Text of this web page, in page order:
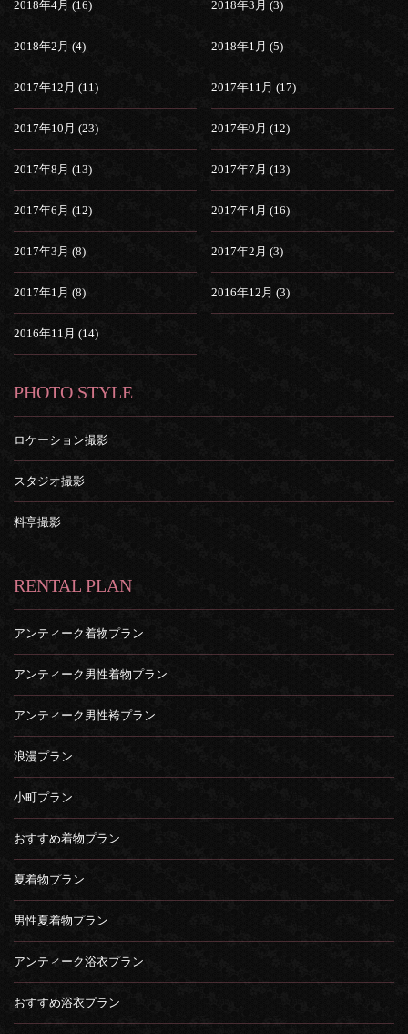
2018年4月 (16) 2018年3月 (3)
2018年2月 (4) 2018年1月 (5)
2017年12月 (11) 2017年11月 (17)
2017年10月 (23) 2017年9月 (12)
2017年8月 (13) 2017年7月 (13)
2017年6月 (12) 2017年4月 (16)
2017年3月 (8) 2017年2月 (3)
2017年1月 (8) 2016年12月 (3)
2016年11月 (14)
PHOTO STYLE
ロケーション撮影
スタジオ撮影
料亭撮影
RENTAL PLAN
アンティーク着物プラン
アンティーク男性着物プラン
アンティーク男性袴プラン
浪漫プラン
小町プラン
おすすめ着物プラン
夏着物プラン
男性夏着物プラン
アンティーク浴衣プラン
おすすめ浴衣プラン